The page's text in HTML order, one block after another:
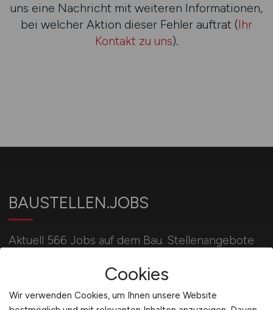
uns eine Nachricht mit weiteren Informationen,
bei welcher Aktion dieser Fehler auftrat (Ihr
Kontakt zu uns).
BAUSTELLEN.JOBS
Aktuell 566 Jobs auf dem Bau. Stellenangebote
Betonbauer, Kranführer und Baggerfahrer.
Cookies
Wir verwenden Cookies, um Ihnen unsere Website